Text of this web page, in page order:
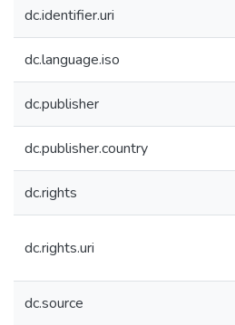
dc.identifier.uri
dc.language.iso
dc.publisher
dc.publisher.country
dc.rights
dc.rights.uri
dc.source